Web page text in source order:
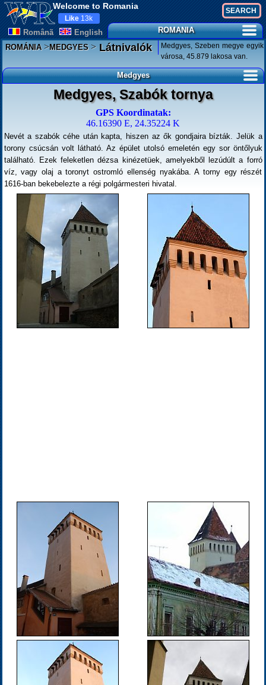
Welcome to Romania
Românã English
Like 13k
ROMANIA
ROMÁNIA>MEDGYES>Látnivalók
Medgyes, Szeben megye egyik
városa, 45.879 lakosa van.
Medgyes
Medgyes, Szabók tornya
GPS Koordinatak:
46.16390 E, 24.35224 K
Nevét a szabók céhe után kapta, hiszen az ők gondjaira bízták. Jelük a
torony csúcsán volt látható. Az épület utolsó emeletén egy sor öntőlyuk
található. Ezek feleketlen dézsa kinézetüek, amelyekből lezúdúlt a forró
víz, vagy olaj a toronyt ostromló ellenség nyakába. A torny egy részét
1616-ban bekebelezte a régi polgármesteri hivatal.